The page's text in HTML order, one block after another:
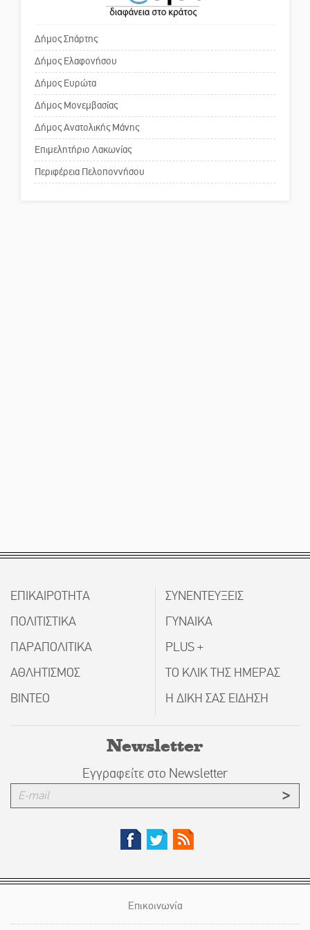
δυναμικό καλοκαιρινό party
πρωθυπουργέ, ντροπή»
για τη λειτουργία του ΚΑΠΗ
Το δικό σας σχόλιο: Παράδειγμα
κοινωνικής αναισθησίας
Δήμος Σπάρτης
Δήμος Ελαφονήσου
Δήμος Ευρώτα
Δήμος Μονεμβασίας
Δήμος Ανατολικής Μάνης
Επιμελητήριο Λακωνίας
Περιφέρεια Πελοποννήσου
ΕΠΙΚΑΙΡΟΤΗΤΑ
ΠΟΛΙΤΙΣΤΙΚΑ
ΠΑΡΑΠΟΛΙΤΙΚΑ
ΑΘΛΗΤΙΣΜΟΣ
ΒΙΝΤΕΟ
ΣΥΝΕΝΤΕΥΞΕΙΣ
ΓΥΝΑΙΚΑ
PLUS +
ΤΟ ΚΛΙΚ ΤΗΣ ΗΜΕΡΑΣ
Η ΔΙΚΗ ΣΑΣ ΕΙΔΗΣΗ
Newsletter
Εγγραφείτε στο Newsletter
Επικοινωνία